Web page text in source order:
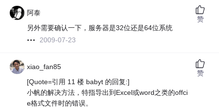
阿泰
另外需要确认一下，服务器是32位还是64位系统
2009-07-23
赞
xiao_fan85
[Quote=引用 11 楼 babyt 的回复:]
小帆的解决方法，特指导出到Excel或word之类的offci
e格式文件时的错误。
赞